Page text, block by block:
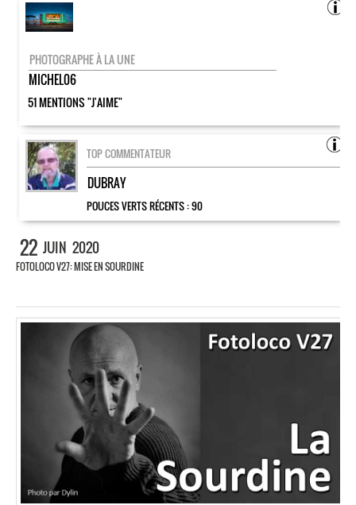
PHOTOGRAPHE À LA UNE
MICHEL06
51 MENTIONS "J'AIME"
TOP COMMENTATEUR
DUBRAY
POUCES VERTS RÉCENTS :90
22 JUIN 2020
FOTOLOCO V27: MISE EN SOURDINE